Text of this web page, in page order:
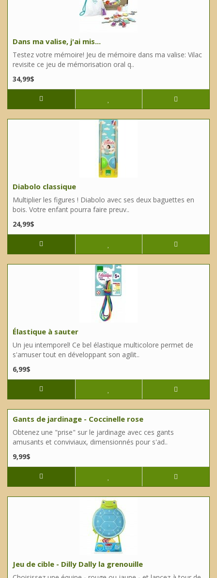
Dans ma valise, j'ai mis...
Testez votre mémoire! Jeu de mémoire dans ma valise: Vilac
revisite ce jeu de mémorisation oral q..
34,99$
Diabolo classique
Multiplier les figures ! Diabolo avec ses deux baguettes en
bois. Votre enfant pourra faire preuv..
24,99$
Élastique à sauter
Un jeu intemporel! Ce bel élastique multicolore permet de
s'amuser tout en développant son agilit..
6,99$
Gants de jardinage - Coccinelle rose
Obtenez une "prise" sur le jardinage avec ces gants
amusants et conviviaux, dimensionnés pour s'ad..
9,99$
Jeu de cible - Dilly Dally la grenouille